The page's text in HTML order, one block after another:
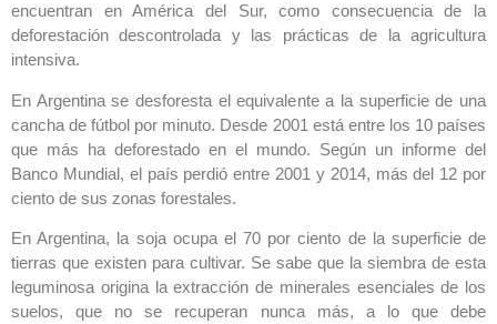
encuentran en América del Sur, como consecuencia de la
deforestación descontrolada y las prácticas de la agricultura
intensiva.
En Argentina se desforesta el equivalente a la superficie de una
cancha de fútbol por minuto. Desde 2001 está entre los 10 países
que más ha deforestado en el mundo. Según un informe del
Banco Mundial, el país perdió entre 2001 y 2014, más del 12 por
ciento de sus zonas forestales.
En Argentina, la soja ocupa el 70 por ciento de la superficie de
tierras que existen para cultivar. Se sabe que la siembra de esta
leguminosa origina la extracción de minerales esenciales de los
suelos, que no se recuperan nunca más, a lo que debe